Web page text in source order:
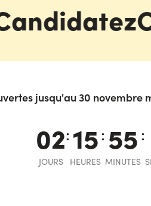
jusqu'au 30 novembre
02
JOURS
: 15
HEURES
: 55
MINUTES
: